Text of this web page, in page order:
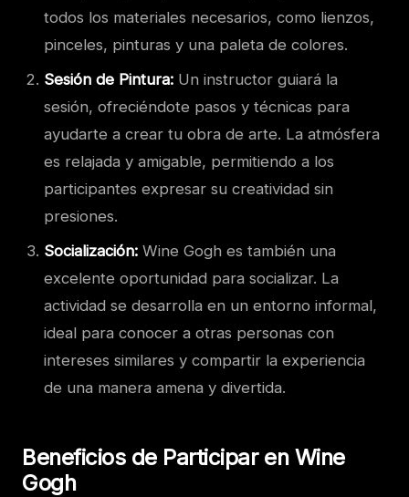
todos los materiales necesarios, como lienzos,
pinceles, pinturas y una paleta de colores.
Sesión de Pintura: Un instructor guiará la
sesión, ofreciéndote pasos y técnicas para
ayudarte a crear tu obra de arte. La atmósfera
es relajada y amigable, permitiendo a los
participantes expresar su creatividad sin
presiones.
Socialización: Wine Gogh es también una
excelente oportunidad para socializar. La
actividad se desarrolla en un entorno informal,
ideal para conocer a otras personas con
intereses similares y compartir la experiencia
de una manera amena y divertida.
Beneficios de Participar en Wine
Gogh